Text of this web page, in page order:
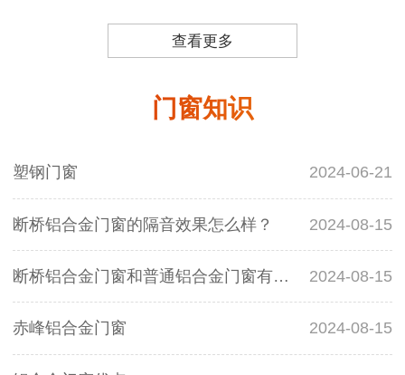
查看更多
门窗知识
塑钢门窗 2024-06-21
断桥铝合金门窗的隔音效果怎么样？ 2024-08-15
断桥铝合金门窗和普通铝合金门窗有什么区别？ 2024-08-15
赤峰铝合金门窗 2024-08-15